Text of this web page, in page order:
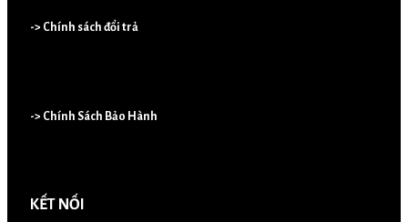
-> Chính sách đổi trả
-> Chính Sách Bảo Hành
KẾT NỐI